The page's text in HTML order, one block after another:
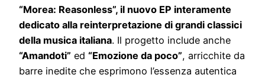
“Morea: Reasonless”, il nuovo EP interamente
dedicato alla reinterpretazione di grandi classici
della musica italiana. Il progetto include anche
“Amandoti” ed “Emozione da poco”, arricchite da
barre inedite che esprimono l’essenza autentica